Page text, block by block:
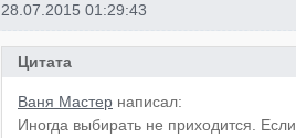
28.07.2015 01:29:43
Цитата
Ваня Мастер написал:
Иногда выбирать не приходится.